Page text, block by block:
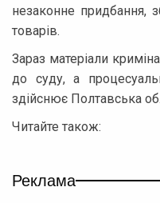
незаконне придбання,
товарів.
Зараз матеріали
до суду, а
здійснює Полтавська
Читайте також:
Реклама